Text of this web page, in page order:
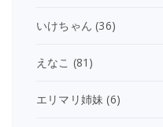
いけちゃん (36)
えなこ (81)
エリマリ姉妹 (6)